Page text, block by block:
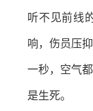
听不见前线
响，伤员压
一秒，空气
是生死。